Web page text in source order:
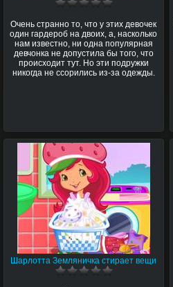
Очень странно то, что у этих девочек
один гардероб на двоих, а, насколько
нам известно, ни одна популярная
девчонка не допустила бы того, что
происходит тут. Но эти подружки
никогда не ссорились из-за одежды.
Шарлотта Земляничка стирает вещи